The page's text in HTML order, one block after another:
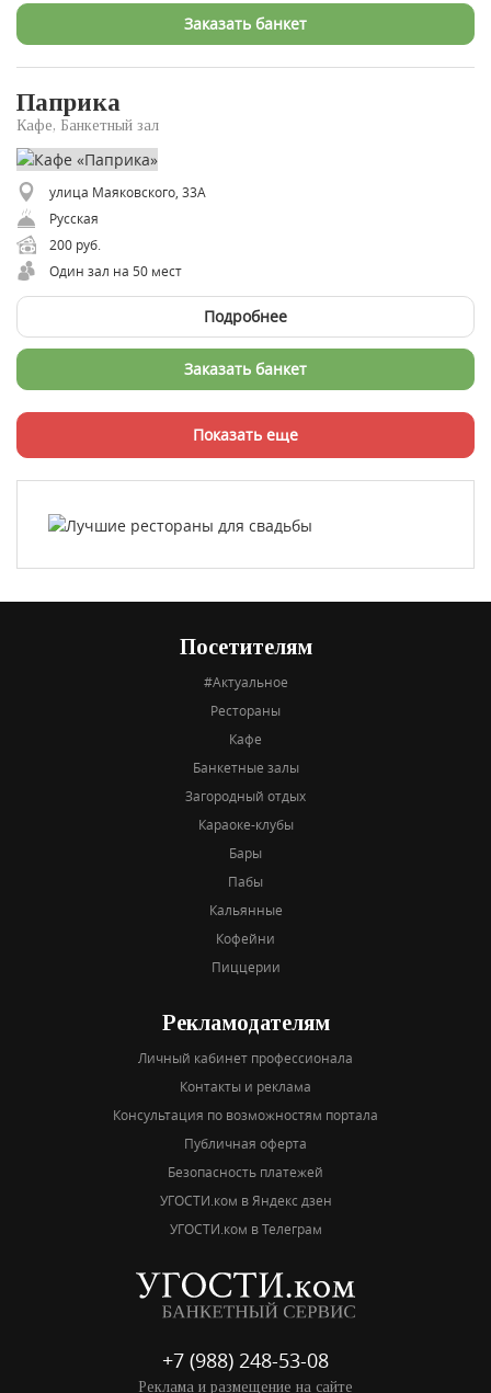
Заказать банкет
Паприка
Кафе, Банкетный зал
улица Маяковского, 33А
Русская
200 руб.
Один зал на 50 мест
Подробнее
Заказать банкет
Показать еще
Посетителям
#Актуальное
Рестораны
Кафе
Банкетные залы
Загородный отдых
Караоке-клубы
Бары
Пабы
Кальянные
Кофейни
Пиццерии
Рекламодателям
Личный кабинет профессионала
Контакты и реклама
Консультация по возможностям портала
Публичная оферта
Безопасность платежей
УГОСТИ.ком в Яндекс дзен
УГОСТИ.ком в Телеграм
+7 (988) 248-53-08
Реклама и размещение на сайте